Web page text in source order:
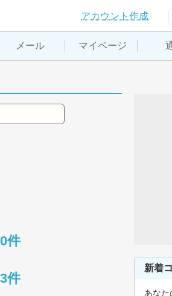
アカウント作成
メール マイページ
0件
3件
新着
あな